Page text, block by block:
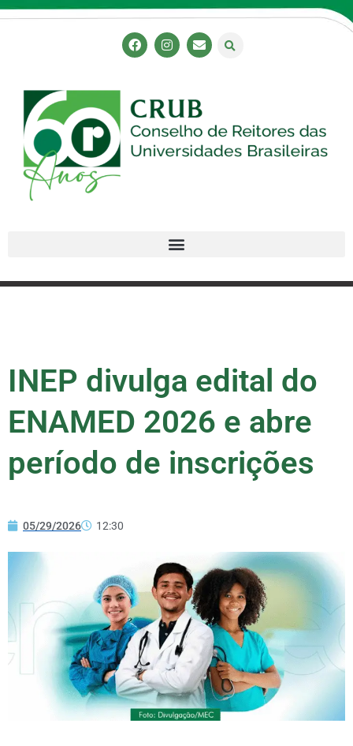
INEP divulga edital do
ENAMED 2026 e abre
período de inscrições
05/29/2026 12:30